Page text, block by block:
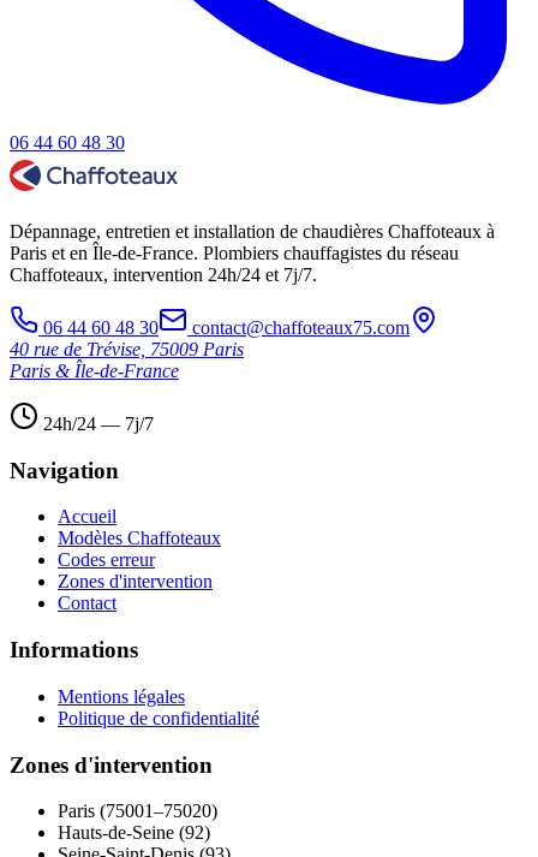
06 44 60 48 30
Dépannage, entretien et installation de chaudières Chaffoteaux à
Paris et en Île-de-France. Plombiers chauffagistes du réseau
Chaffoteaux, intervention 24h/24 et 7j/7.
06 44 60 48 30
contact@chaffoteaux75.com
40 rue de Trévise, 75009 Paris
Paris & Île-de-France
24h/24 — 7j/7
Navigation
Accueil
Modèles Chaffoteaux
Codes erreur
Zones d'intervention
Contact
Informations
Mentions légales
Politique de confidentialité
Zones d'intervention
Paris (75001–75020)
Hauts-de-Seine (92)